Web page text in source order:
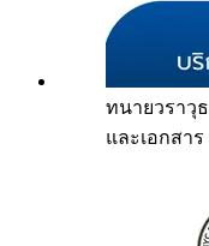
ทนายวราวุธ
และเอกสาร